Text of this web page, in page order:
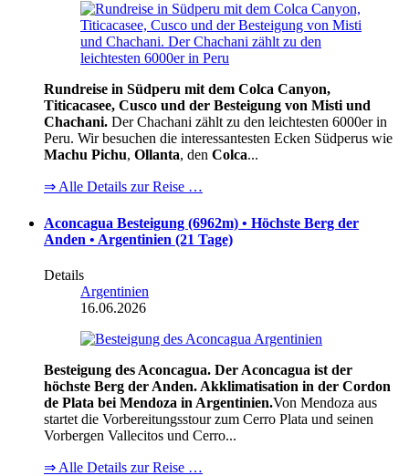
Rundreise in Südperu mit dem Colca Canyon,
Titicacasee, Cusco und der Besteigung von Misti und
Chachani. Der Chachani zählt zu den leichtesten 6000er in
Peru. Wir besuchen die interessantesten Ecken Südperus wie
Machu Pichu, Ollanta, den Colca...
⇒ Alle Details zur Reise …
Aconcagua Besteigung (6962m) • Höchste Berg der
Anden • Argentinien (21 Tage)
Details
Argentinien
16.06.2026
Besteigung des Aconcagua. Der Aconcagua ist der
höchste Berg der Anden. Akklimatisation in der Cordon
de Plata bei Mendoza in Argentinien.Von Mendoza aus
startet die Vorbereitungsstour zum Cerro Plata und seinen
Vorbergen Vallecitos und Cerro...
⇒ Alle Details zur Reise …